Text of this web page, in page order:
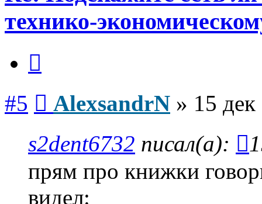
технико-
#5 AlexsandrN » 15
s2dent6732 писал(а):
прям про книжки
видел: